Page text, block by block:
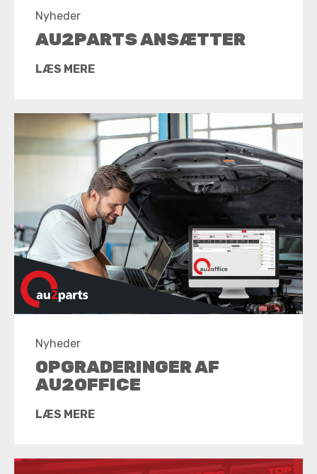
Nyheder
AU2PARTS ANSÆTTER
LÆS MERE
Nyheder
OPGRADERINGER AF
AU2OFFICE
LÆS MERE